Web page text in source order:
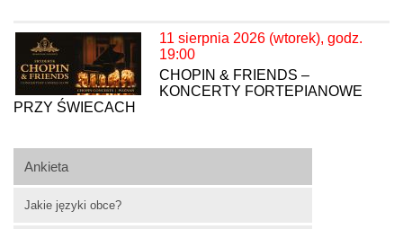
Ankieta
Jakie języki obce?
11 sierpnia 2026 (wtorek), godz.
19:00
CHOPIN & FRIENDS –
KONCERTY FORTEPIANOWE
PRZY ŚWIECACH